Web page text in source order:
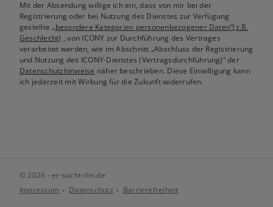
Mit der Absendung willige ich ein, dass von mir bei der
Registrierung oder bei Nutzung des Dienstes zur Verfügung
gestellte„besondere Kategorien personenbezogener Daten“(z.B.
Geschlecht) , von ICONY zur Durchführung des Vertrages
verarbeitet werden, wie im Abschnitt „Abschluss der Registrierung
und Nutzung des ICONY-Dienstes (Vertragsdurchführung)“ der
Datenschutzhinweise näher beschrieben. Diese Einwilligung kann
ich jederzeit mit Wirkung für die Zukunft widerrufen.
© 2026 - er-sucht-ihn.de
Impressum
Datenschutz Barrierefreiheit